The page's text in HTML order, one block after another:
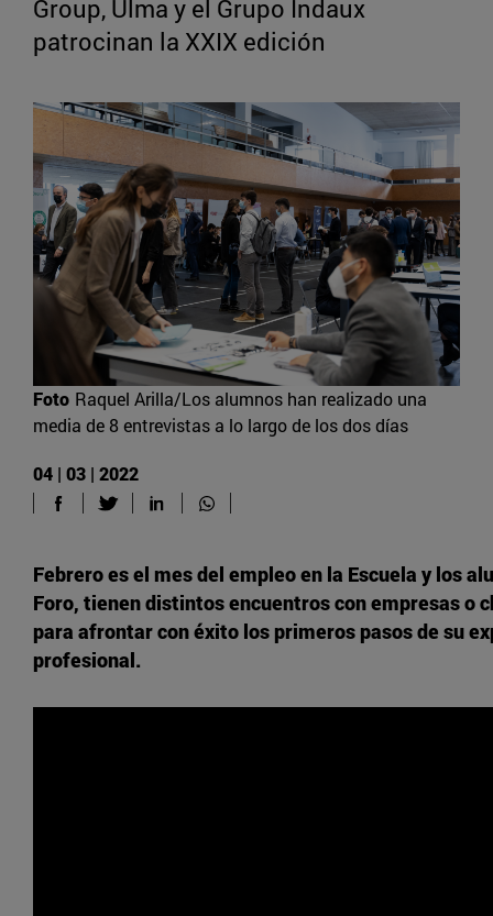
Group, Ulma y el Grupo Indaux
patrocinan la XXIX edición
Foto Raquel Arilla/Los alumnos han realizado una
media de 8 entrevistas a lo largo de los dos días
04 | 03 | 2022
Febrero es el mes del empleo en la Escuela y los
Foro, tienen distintos encuentros con empresas o
para afrontar con éxito los primeros pasos de su
profesional.